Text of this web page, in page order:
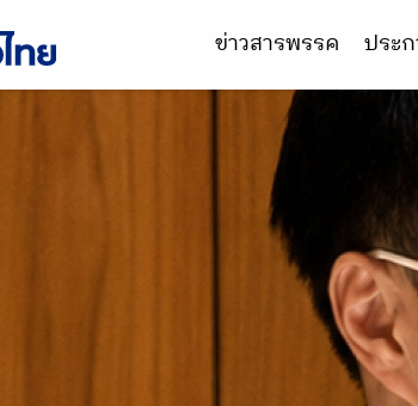
ข่าวสารพรรค ประ